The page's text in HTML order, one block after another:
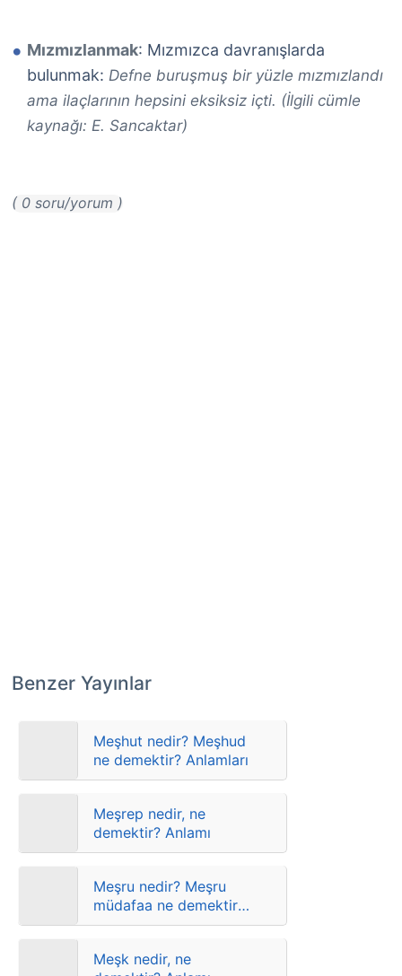
Mızmızlanmak: Mızmızca davranışlarda
bulunmak: Defne buruşmuş bir yüzle mızmızlandı
ama ilaçlarının hepsini eksiksiz içti. (İlgili cümle
kaynağı: E. Sancaktar)
( 0 soru/yorum )
Benzer Yayınlar
Meşhut nedir? Meşhud
ne demektir? Anlamları
Meşrep nedir, ne
demektir? Anlamı
Meşru nedir? Meşru
müdafaa ne demektir?
Anlamları
Meşk nedir, ne